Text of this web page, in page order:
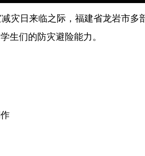
日来临之际，福建省龙岩市多
生们的防灾避险能力。